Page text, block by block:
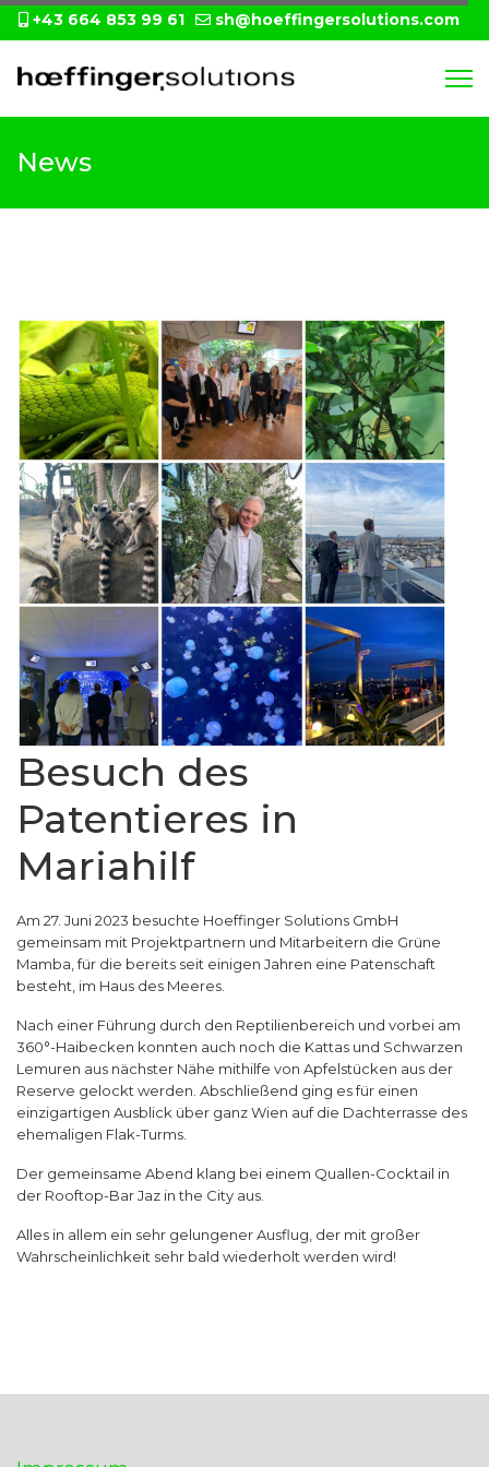
+43 664 853 99 61 sh@hoeffingersolutions.com
News
Besuch des
Patentieres in
Mariahilf
Am 27. Juni 2023 besuchte Hoeffinger Solutions GmbH
gemeinsam mit Projektpartnern und Mitarbeitern die Grüne
Mamba, für die bereits seit einigen Jahren eine Patenschaft
besteht, im Haus des Meeres.
Nach einer Führung durch den Reptilienbereich und vorbei am
360°-Haibecken konnten auch noch die Kattas und Schwarzen
Lemuren aus nächster Nähe mithilfe von Apfelstücken aus der
Reserve gelockt werden. Abschließend ging es für einen
einzigartigen Ausblick über ganz Wien auf die Dachterrasse des
ehemaligen Flak-Turms.
Der gemeinsame Abend klang bei einem Quallen-Cocktail in
der Rooftop-Bar Jaz in the City aus.
Alles in allem ein sehr gelungener Ausflug, der mit großer
Wahrscheinlichkeit sehr bald wiederholt werden wird!